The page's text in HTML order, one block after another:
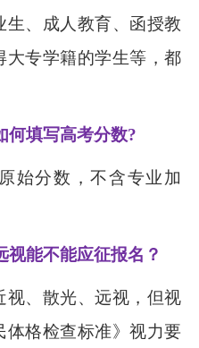
生、成人教育、函授教
大专学籍的学生等，都
何填写高考分数?
始分数，不含专业加
视能不能应征报名？
视、散光、远视，但视
体格检查标准》视力要